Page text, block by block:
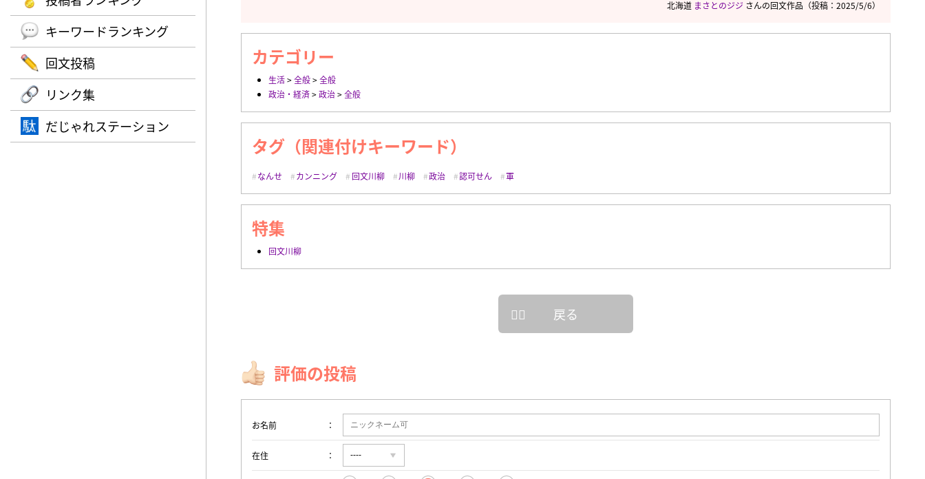
キーワードランキング
回文投稿
リンク集
だじゃれステーション
北海道 まさとのジジ さんの回文作品 （投稿：2025/5/6）
カテゴリー
生活>全般>全般
政治・経済>政治>全般
タグ（関連付けキーワード）
なんせ カンニング 回文川柳 川柳 政治 認可せん 軍
特集
回文川柳
戻る
評価の投稿
お名前
在住